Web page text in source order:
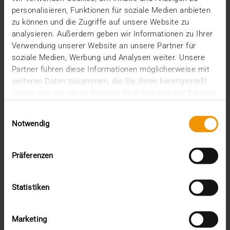
personalisieren, Funktionen für soziale Medien anbieten
zu können und die Zugriffe auf unsere Website zu
analysieren. Außerdem geben wir Informationen zu Ihrer
Verwendung unserer Website an unsere Partner für
soziale Medien, Werbung und Analysen weiter. Unsere
Partner führen diese Informationen möglicherweise mit
weiteren Daten zusammen, die Sie ihnen bereitgestellt
Notwendig
Präferenzen
Statistiken
Marketing
VISUS HEALTH IT
MEHR ERFAHREN